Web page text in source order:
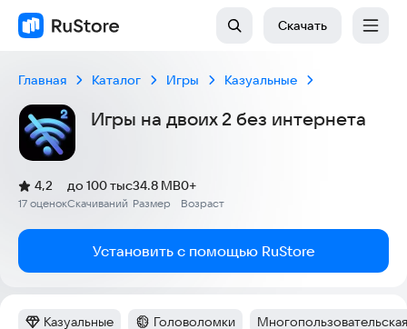
Скачать
Главная Каталог Игры Казуальные
Игры на двоих 2 без интернета
Рейтинг:
4,2
(
17 оценок
)
Скачиваний
до 100 тыс
Размер
34.8 MB
Возраст
0+
Установить с помощью RuStore
Казуальные Головоломки